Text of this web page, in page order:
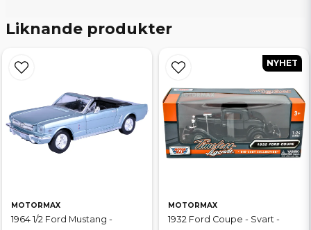
Liknande produkter
MOTORMAX
1964 1/2 Ford Mustang -
MOTORMAX
1932 Ford Coupe - Svart -
NYHET